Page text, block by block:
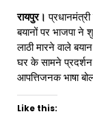
रायपुर।
बयानों पर भाजपा
लाठी मारने वाले
घर के सामने प्रदर्शन
आपत्तिजनक भाषा
Like this: